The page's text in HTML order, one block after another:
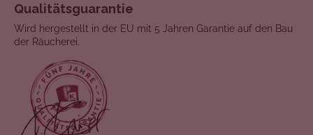
Qualitätsguarantie
Wird hergestellt in der EU mit 5 Jahren Garantie auf den Bau
der Räucherei.